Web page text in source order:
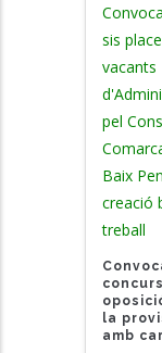
sis
vacants
pel
Baix
creació
treball
concurs
la
amb